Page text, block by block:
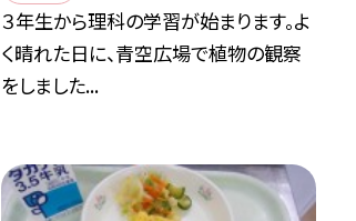
３年生から理科の学習が始まります。よ
く晴れた日に、青空広場で植物の観察
をしました...